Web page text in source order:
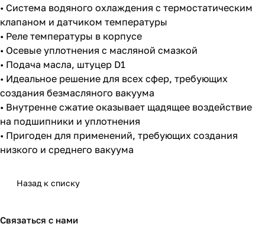
• Система водяного охлаждения с термостатическим
клапаном и датчиком температуры
• Реле температуры в корпусе
• Осевые уплотнения с масляной смазкой
• Подача масла, штуцер D1
• Идеальное решение для всех сфер, требующих
создания безмасляного вакуума
• Внутренне сжатие оказывает щадящее воздействие
на подшипники и уплотнения
• Пригоден для применений, требующих создания
низкого и среднего вакуума
Назад к списку
Связаться с нами